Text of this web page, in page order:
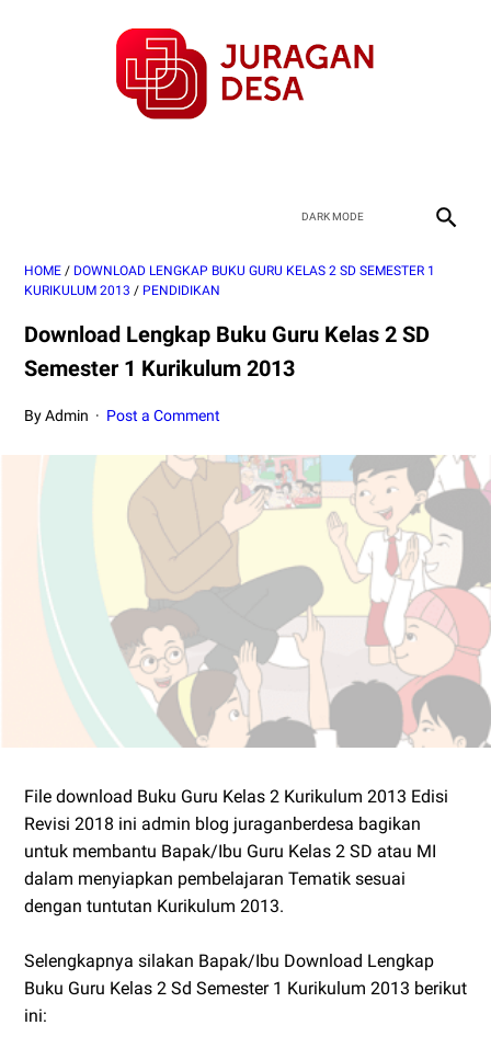
HOME / DOWNLOAD LENGKAP BUKU GURU KELAS 2 SD SEMESTER 1
KURIKULUM 2013 / PENDIDIKAN
Download Lengkap Buku Guru Kelas 2 SD
Semester 1 Kurikulum 2013
By Admin Post a Comment
File download Buku Guru Kelas 2 Kurikulum 2013 Edisi
Revisi 2018 ini admin blog juraganberdesa bagikan
untuk membantu Bapak/Ibu Guru Kelas 2 SD atau MI
dalam menyiapkan pembelajaran Tematik sesuai
dengan tuntutan Kurikulum 2013.
Selengkapnya silakan Bapak/Ibu Download Lengkap
Buku Guru Kelas 2 Sd Semester 1 Kurikulum 2013 berikut
ini: